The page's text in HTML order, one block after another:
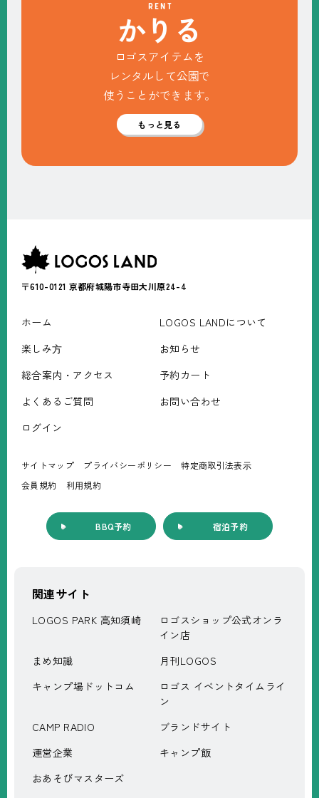
RENT
かり る
ロゴスアイテムを
レンタルして公園で
使うことができます。
もっと見る
〒610-0121 京都府城陽市寺田大川原24-4
ホーム
LOGOS LANDについて
楽しみ⽅
お知らせ
総合案内・アクセス
予約カート
よくあるご質問
お問い合わせ
ログイン
サイトマップ プライバシーポリシー
特定商取引法表⽰
会員規約
利⽤規約
BBQ予約 宿泊予約
関連サイト
LOGOS PARK 高知須崎
ロゴスショップ公式オンラ
イン店
まめ知識
月刊LOGOS
キャンプ場ドットコム
ロゴス イベントタイムライ
ン
CAMP RADIO
ブランドサイト
運営企業
キャンプ飯
おあそびマスターズ